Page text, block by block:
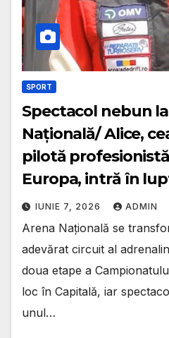
SPORT
Spectacol nebun
Națională/ Alice,
pilotă
Europa, intră în
IUNIE 7, 2026 ADMIN
Arena Națională se
adevărat circuit al
doua etape a
loc în Capitală, iar
unul…